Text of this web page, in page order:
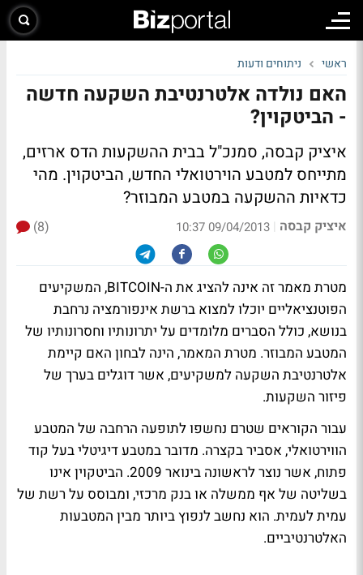
ראשי ניתוחים ודעות
האם נולדה אלטרנטיבת השקעה חדשה
- הביטקוין?
איציק קבסה, סמנכ"ל בבית ההשקעות הדס ארזים,
מתייחס למטבע הוירטואלי החדש, הביטקוין. מהי
כדאיות ההשקעה במטבע המבוזר?
איציק קבסה |
09/04/2013 10:37
(8)
מטרת מאמר זה אינה להציג את ה-BITCOIN, המשקיעים
הפוטנציאליים יוכלו למצוא ברשת אינפורמציה נרחבת
בנושא, כולל הסברים מלומדים על יתרונותיו וחסרונותיו של
המטבע המבוזר. מטרת המאמר, הינה לבחון האם קיימת
אלטרנטיבת השקעה למשקיעים, אשר דוגלים בערך של
פיזור השקעות.
עבור הקוראים שטרם נחשפו לתופעה הרחבה של המטבע
הווירטואלי, אסביר בקצרה. מדובר במטבע דיגיטלי בעל קוד
פתוח, אשר נוצר לראשונה בינואר 2009. הביטקוין אינו
בשליטה של אף ממשלה או בנק מרכזי, ומבוסס על רשת של
עמית לעמית. הוא נחשב לנפוץ ביותר מבין המטבעות
האלטרנטיביים.